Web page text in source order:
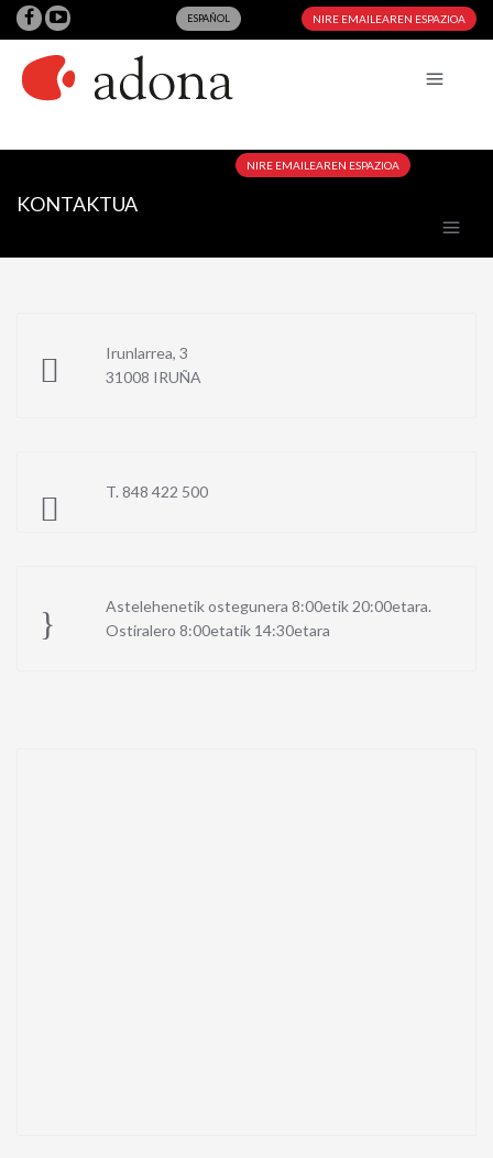
ESPAÑOL NIRE EMAILEAREN ESPAZIOA
NIRE EMAILEAREN ESPAZIOA
KONTAKTUA
Irunlarrea, 3
31008 IRUÑA
T. 848 422 500
Astelehenetik ostegunera 8:00etik 20:00etara.
Ostiralero 8:00etatik 14:30etara